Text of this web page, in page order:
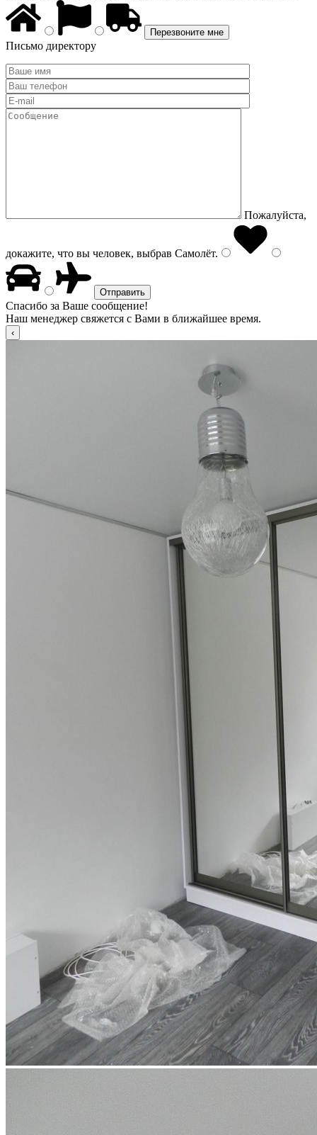
Письмо директору
Пожалуйста,
докажите, что вы человек, выбрав Самолёт.
Спасибо за Ваше сообщение!
Наш менеджер свяжется с Вами в ближайшее время.